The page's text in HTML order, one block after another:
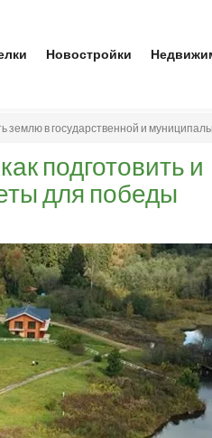
Новостройки
землю в государственной и
подготовить и
для победы